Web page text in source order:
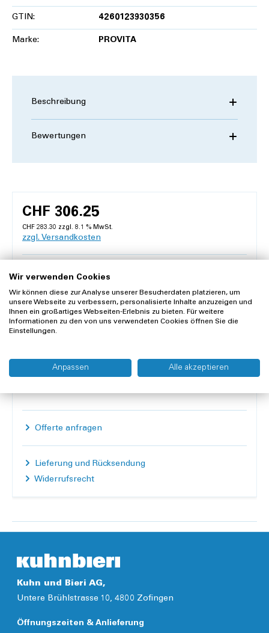
GTIN: 4260123930356
Marke: PROVITA
Beschreibung
Bewertungen
CHF 306.25
CHF 283.30 zzgl. 8.1 % MwSt.
zzgl. Versandkosten
Voraussichtliches Lieferdatum: Fr, 11.09.2026
Inhalt:
1 Stück
Anzahl
Offerte anfragen
Lieferung und Rücksendung
Widerrufsrecht
Kuhn und Bieri AG,
Untere Brühlstrasse 10, 4800 Zofingen
Öffnungszeiten & Anlieferung
Wir verwenden Cookies
Wir können diese zur Analyse unserer Besucherdaten platzieren, um
unsere Webseite zu verbessern, personalisierte Inhalte anzuzeigen und
Ihnen ein großartiges Webseiten-Erlebnis zu bieten. Für weitere
Informationen zu den von uns verwendeten Cookies öffnen Sie die
Einstellungen.
Anpassen Alle akzeptieren